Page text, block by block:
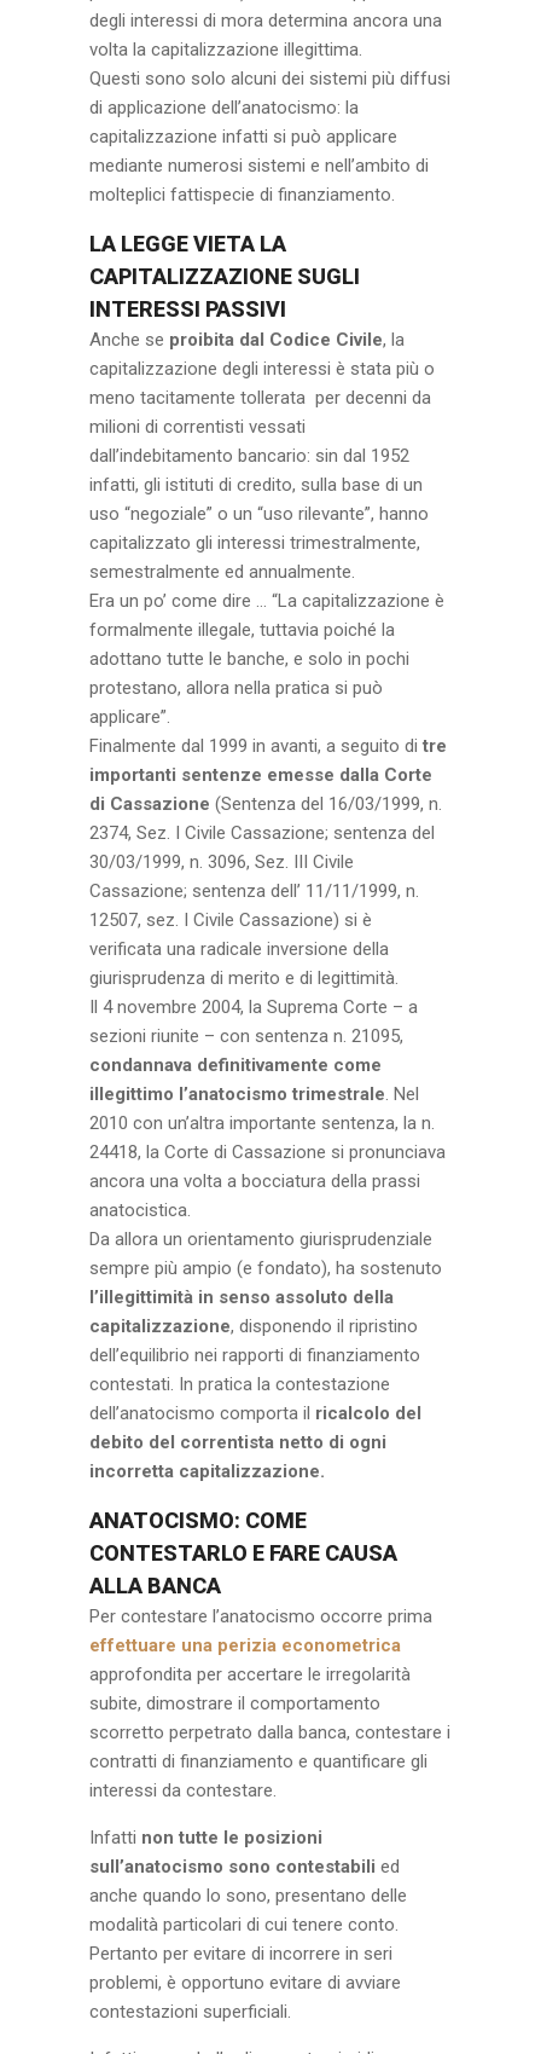
degli interessi di mora determina ancora una
volta la capitalizzazione illegittima.
Questi sono solo alcuni dei sistemi più diffusi
di applicazione dell’anatocismo: la
capitalizzazione infatti si può applicare
mediante numerosi sistemi e nell’ambito di
molteplici fattispecie di finanziamento.
LA LEGGE VIETA LA
CAPITALIZZAZIONE SUGLI
INTERESSI PASSIVI
Anche se proibita dal Codice Civile, la
capitalizzazione degli interessi è stata più o
meno tacitamente tollerata per decenni da
milioni di correntisti vessati
dall’indebitamento bancario: sin dal 1952
infatti, gli istituti di credito, sulla base di un
uso “negoziale” o un “uso rilevante”, hanno
capitalizzato gli interessi trimestralmente,
semestralmente ed annualmente.
Era un po’ come dire … “La capitalizzazione è
formalmente illegale, tuttavia poiché la
adottano tutte le banche, e solo in pochi
protestano, allora nella pratica si può
applicare”.
Finalmente dal 1999 in avanti, a seguito di tre
importanti sentenze emesse dalla Corte
di Cassazione (Sentenza del 16/03/1999, n.
2374, Sez. I Civile Cassazione; sentenza del
30/03/1999, n. 3096, Sez. III Civile
Cassazione; sentenza dell’ 11/11/1999, n.
12507, sez. I Civile Cassazione) si è
verificata una radicale inversione della
giurisprudenza di merito e di legittimità.
Il 4 novembre 2004, la Suprema Corte – a
sezioni riunite – con sentenza n. 21095,
condannava definitivamente come
illegittimo l’anatocismo trimestrale. Nel
2010 con un’altra importante sentenza, la n.
24418, la Corte di Cassazione si pronunciava
ancora una volta a bocciatura della prassi
anatocistica.
Da allora un orientamento giurisprudenziale
sempre più ampio (e fondato), ha sostenuto
l’illegittimità in senso assoluto della
capitalizzazione, disponendo il ripristino
dell’equilibrio nei rapporti di finanziamento
contestati. In pratica la contestazione
dell’anatocismo comporta il ricalcolo del
debito del correntista netto di ogni
incorretta capitalizzazione.
ANATOCISMO: COME
CONTESTARLO E FARE CAUSA
ALLA BANCA
Per contestare l’anatocismo occorre prima
effettuare una perizia econometrica
approfondita per accertare le irregolarità
subite, dimostrare il comportamento
scorretto perpetrato dalla banca, contestare i
contratti di finanziamento e quantificare gli
interessi da contestare.
Infatti non tutte le posizioni
sull’anatocismo sono contestabili ed
anche quando lo sono, presentano delle
modalità particolari di cui tenere conto.
Pertanto per evitare di incorrere in seri
problemi, è opportuno evitare di avviare
contestazioni superficiali.